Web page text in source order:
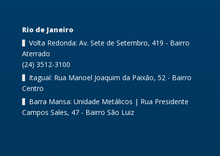
Rio de Janeiro
Volta Redonda: Av. Sete de Setembro, 419 - Bairro
Aterrado
(24) 3512-3100
Itaguaí: Rua Manoel Joaquim da Paixão, 52 - Bairro
Centro
Barra Mansa: Unidade Metálicos | Rua Presidente
Campos Sales, 47 - Bairro São Luiz